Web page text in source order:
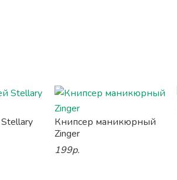
Книпсер маникюрный
Zinger
199р.